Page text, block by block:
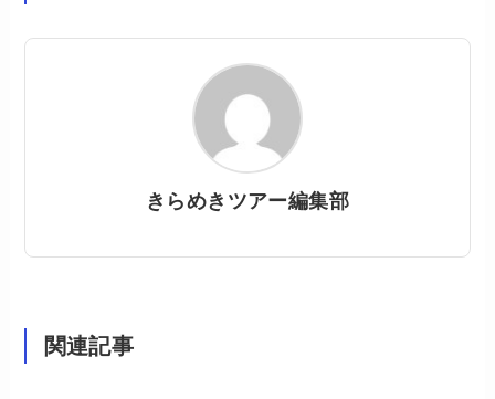
きらめきツアー編集部
関連記事